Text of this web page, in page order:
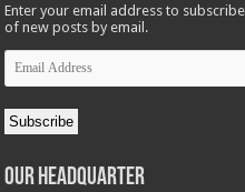
Enter your email address to
of new posts by email.
Email
Address
Subscribe
Our Headquarter